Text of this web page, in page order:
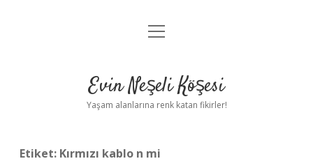
Anasayfa
Yasal Uyarı
menüyü
Evin Neşeli Köşesi
Yaşam alanlarına renk katan fikirler!
Etiket: Kırmızı kablo n mi